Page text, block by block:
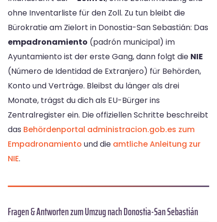
ohne Inventarliste für den Zoll. Zu tun bleibt die
Bürokratie am Zielort in Donostia-San Sebastián: Das
empadronamiento (padrón municipal) im
Ayuntamiento ist der erste Gang, dann folgt die NIE
(Número de Identidad de Extranjero) für Behörden,
Konto und Verträge. Bleibst du länger als drei
Monate, trägst du dich als EU-Bürger ins
Zentralregister ein. Die offiziellen Schritte beschreibt
das Behördenportal administracion.gob.es zum
Empadronamiento und die amtliche Anleitung zur
NIE.
Fragen & Antworten zum Umzug nach Donostia-San Sebastián